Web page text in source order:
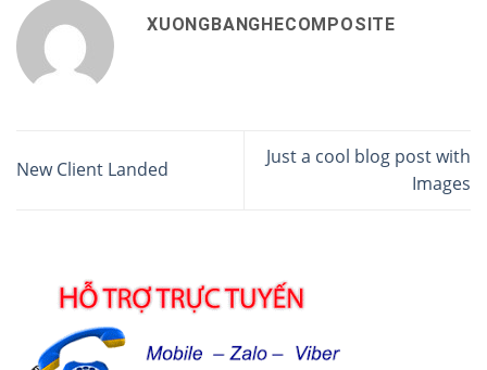
XUONGBANGHECOMPOSITE
New Client Landed
Just a cool blog post with
Images